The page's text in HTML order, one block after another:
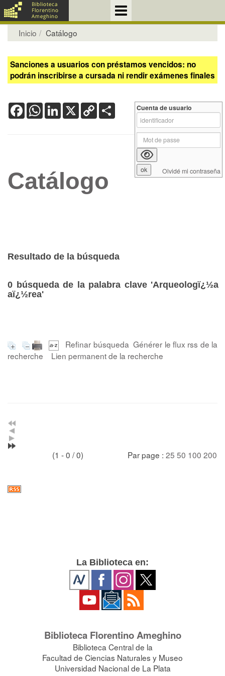
Inicio Catálogo
Sanciones a usuarios con préstamos vencidos: no
podrán inscribirse a cursada ni rendir exámenes finales
FacebookWhatsApp
LinkedIn
X Copy
Link
Catálogo
Resultado de la búsqueda
0 búsqueda de la palabra clave 'Arqueologï¿½a
aï¿½rea'
Refinar búsqueda Générer le flux rss de la
recherche
Lien permanent de la recherche
(1 - 0 / 0) Par page : 25 50 100 200
Cuenta de usuario
Olvidé mi contraseña
La Biblioteca en:
Biblioteca Florentino Ameghino
Biblioteca Central de la
Facultad de Ciencias Naturales y Museo
Universidad Nacional de La Plata